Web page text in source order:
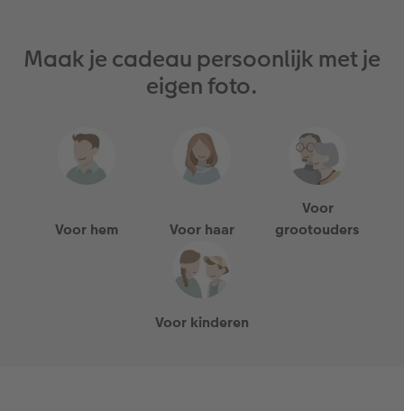
Ontwerpopties
Opslag in CEWE myPhotos
Alle extra's
Tipa Awards
Maak je cadeau persoonlijk met je
eigen foto.
Voor hem Voor haar
Voor
grootouders
Voor kinderen